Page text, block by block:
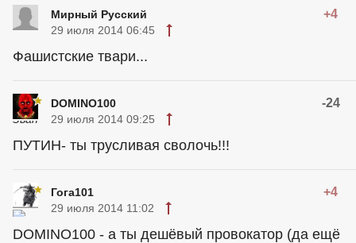
Мирный Русский +4
29 июля 2014 06:45
Фашистские твари...
DOMINO100 -24
29 июля 2014 09:25
ПУТИН- ты трусливая сволочь!!!
Гога101 +4
29 июля 2014 11:02
DOMINO100 - а ты дешёвый провокатор (да ещё